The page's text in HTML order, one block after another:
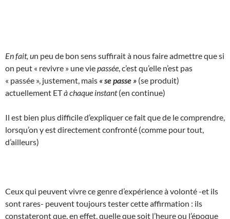
En fait, un peu de bon sens suffirait à nous faire admettre que si
on peut « revivre » une viepassée , c’est qu’elle n’est pas
« passée », justement, mais « se passe » (se produit)
actuellement ETà chaque instant(en continue)
Il est bien plus difficile d’expliquer ce fait que de le comprendre,
lorsqu’on y est directement confronté (comme pour tout,
d’ailleurs)
Ceux qui peuvent vivre ce genre d’expérience à volonté -et ils
sont rares- peuvent toujours tester cette affirmation : ils
constateront que, en effet, quelle que soit l’heure ou l’époque